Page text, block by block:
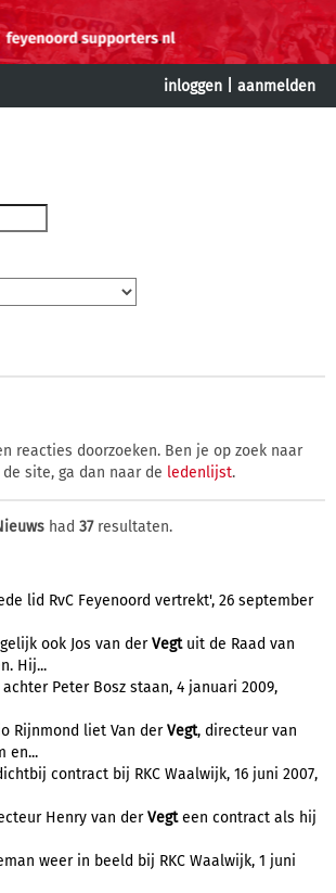
inloggen aanmelden
reacties doorzoeken. Ben je op zoek naar
site, ga dan naar de ledenlijst.
had 37resultaten.
lid RvC Feyenoord vertrekt', 26 september
ook Jos van derVegtuit de Raad van
Hij...
Peter Bosz staan, 4 januari 2009,
Rijnmond liet Van derVegt, directeur van
en...
contract bij RKC Waalwijk, 16 juni 2007,
Henry van derVegteen contract als hij
weer in beeld bij RKC Waalwijk, 1 juni